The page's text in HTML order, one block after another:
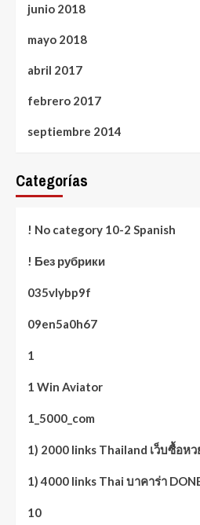
junio 2018
mayo 2018
abril 2017
febrero 2017
septiembre 2014
Categorías
! No category 10-2 Spanish
! Без рубрики
035vlybp9f
09en5a0h67
1
1 Win Aviator
1_5000_com
1) 2000 links Thailand เว็บซื้อหว
1) 4000 links Thai บาคาร่า
10